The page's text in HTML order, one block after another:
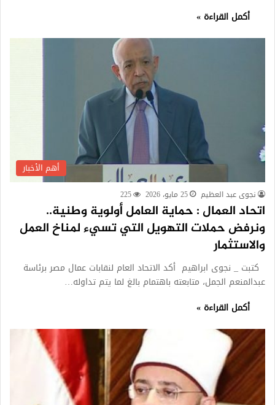
أكمل القراءة »
أهم الأخبار
نجوى عبد العظيم 25 مايو، 2026 225
اتحاد العمال : حماية العامل أولوية وطنية..
ونرفض حملات التهويل التي تسيء لمناخ العمل
والاستثمار
كتبت _ نجوى ابراهيم أكد الاتحاد العام لنقابات عمال مصر برئاسة
عبدالمنعم الجمل، متابعته باهتمام بالغ لما يتم تداوله…
أكمل القراءة »